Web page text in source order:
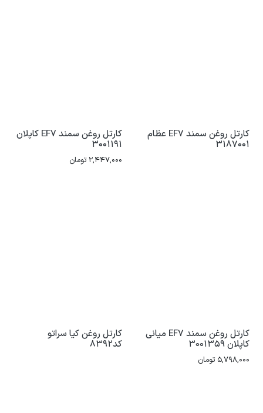
کارتل روغن سمند EF7 عظام
3187001
کارتل روغن سمند EF7 کاپلان
3001191
2,447,000 تومان
کارتل روغن سمند EF7 میانی
کاپلان 3001359
5,798,000 تومان
کارتل روغن کیا سراتو
کد8392